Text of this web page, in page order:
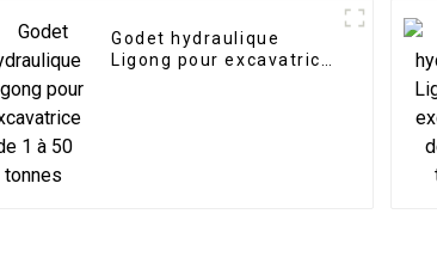
Godet hydraulique
Ligong pour excavatrice